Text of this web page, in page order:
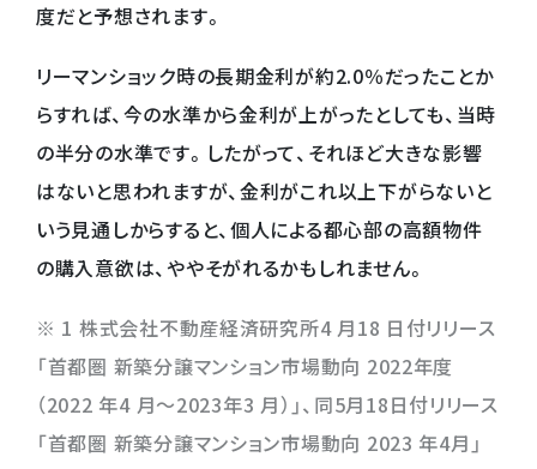
度だと予想されます。
リーマンショック時の長期金利が約2.0％だったことか
らすれば、今の水準から金利が上がったとしても、当時
の半分の水準です。したがって、それほど大きな影響
はないと思われますが、金利がこれ以上下がらないと
いう見通しからすると、個人による都心部の高額物件
の購入意欲は、ややそがれるかもしれません。
※ 1 株式会社不動産経済研究所4 月18 日付リリース
「首都圏 新築分譲マンション市場動向 2022年度
（2022 年4 月～2023年3 月）」、同5月18日付リリース
「首都圏 新築分譲マンション市場動向 2023 年4月」